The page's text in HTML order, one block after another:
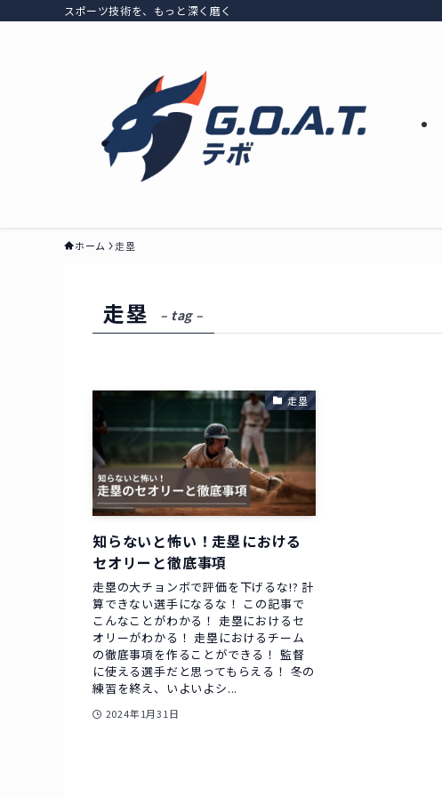
スポーツ技術を、もっと深く磨く
ホーム 走塁
走塁 – tag –
走塁
知らないと怖い！走塁における
セオリーと徹底事項
走塁の大チョンボで評価を下げるな!? 計
算できない選手になるな！ この記事で
こんなことがわかる！ 走塁におけるセ
オリーがわかる！ 走塁におけるチーム
の徹底事項を作ることができる！ 監督
に使える選手だと思ってもらえる！ 冬の
練習を終え、いよいよシ...
2024年1月31日